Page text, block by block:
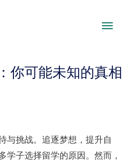
你可能未知的真相
与挑战。追逐梦想，提升自
学子选择留学的原因。然而，